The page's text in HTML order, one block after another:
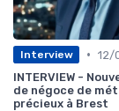
Interview • 12/
INTERVIEW -
de négoce de
précieux à Brest